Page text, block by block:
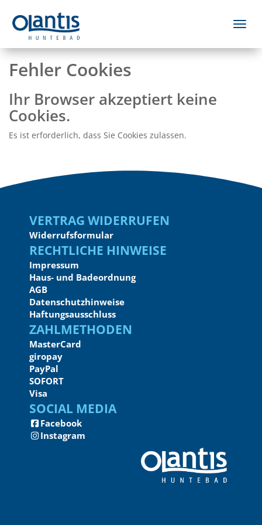
Fehler Cookies
Ihr Browser akzeptiert keine
Cookies.
Es ist erforderlich, dass Sie Cookies zulassen.
Vertrag widerrufen
Widerrufsformular
Rechtliche Hinweise
Impressum
Haus- und Badeordnung
AGB
Datenschutzhinweise
Haftungsausschluss
Zahlmethoden
MasterCard
giropay
PayPal
SOFORT
Visa
Social Media
Facebook
Instagram